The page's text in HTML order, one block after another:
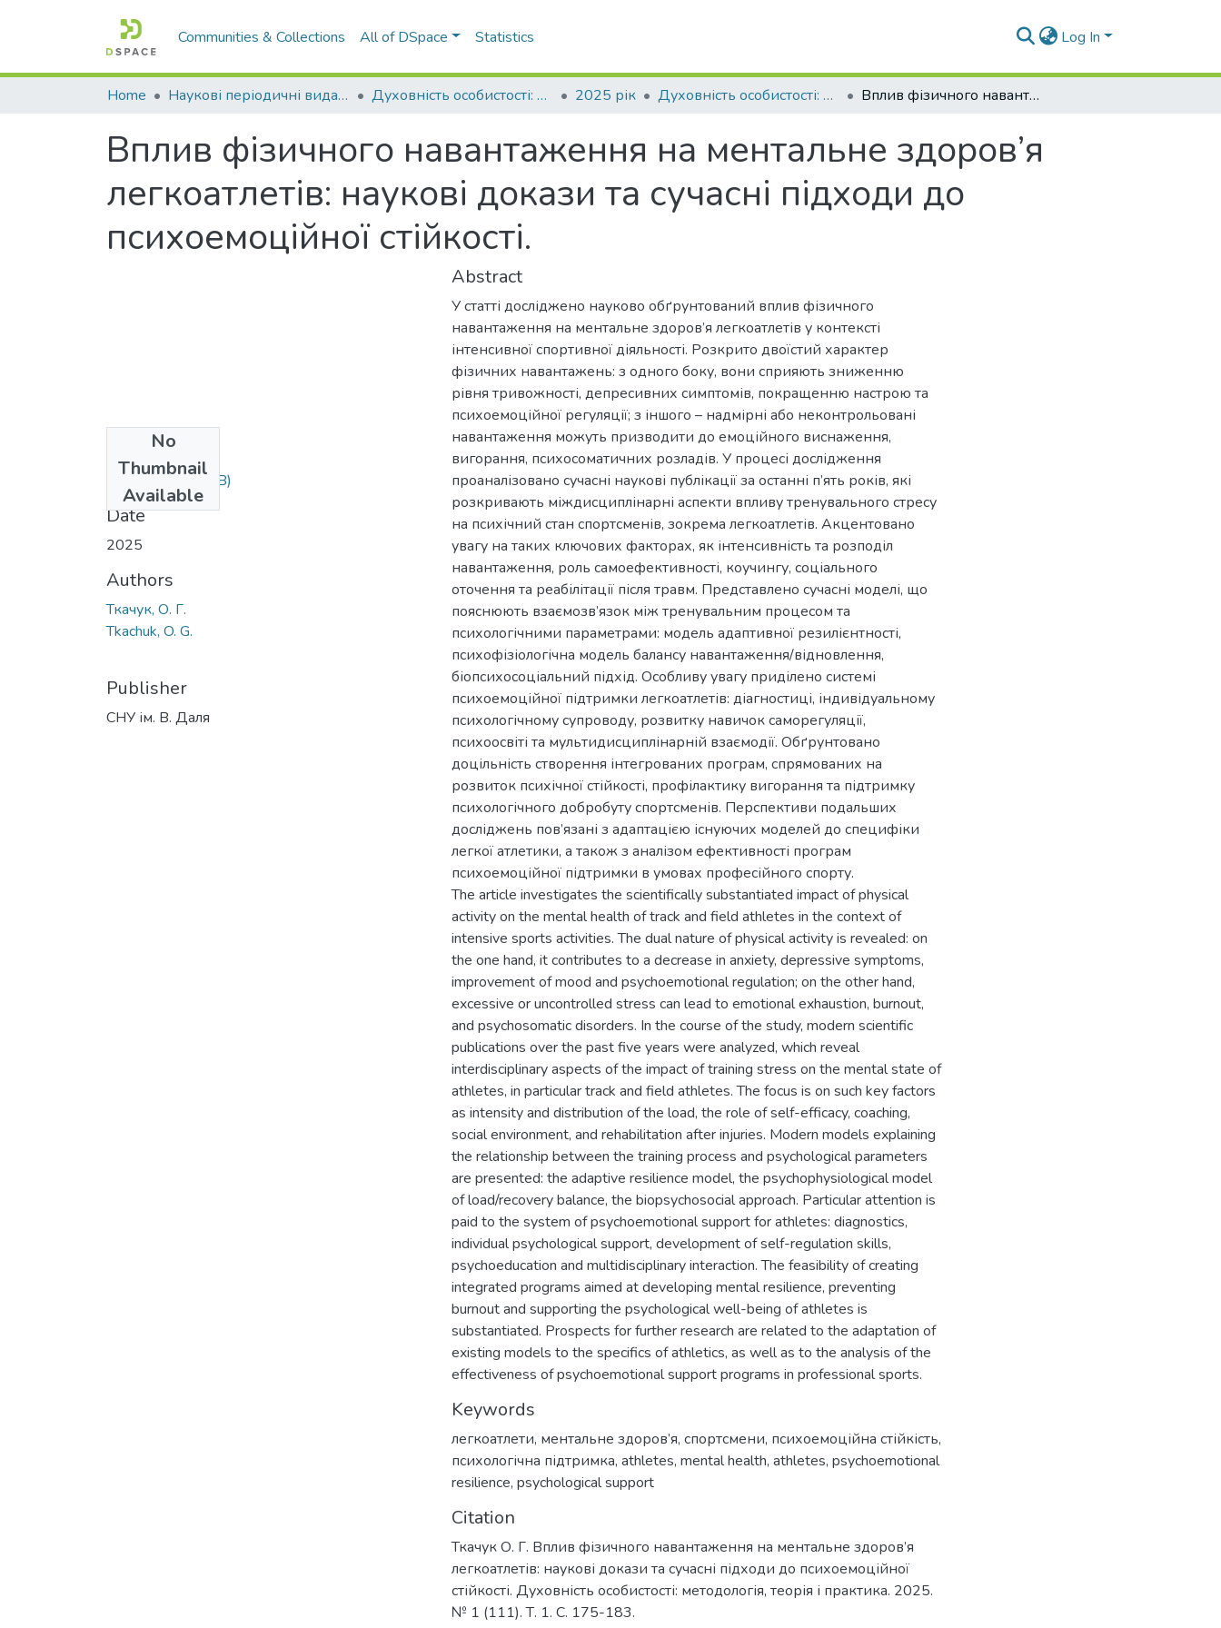
Communities & Collections All of DSpace Statistics Log In
Home Наукові періодичні видання СНУ ім. В. Даля Духовність особистості: методологія, теорія і практика 2025 рік Духовність особистості: методологія, теорія і практика. 2025. Т. 1, № 1 (111) Вплив фізичного навантаження на ментальне здоров’я легкоатлетів: наукові докази та сучасні підходи до психоемоційної стійкості.
Вплив фізичного навантаження на ментальне здоров’я
легкоатлетів: наукові докази та сучасні підходи до
психоемоційної стійкості.
No
Thumbnail
Available
19.pdf(560.11 KB)
Date
2025
Authors
Ткачук, О. Г.
Tkachuk, O. G.
Publisher
СНУ ім. В. Даля
Abstract
У статті досліджено науково обґрунтований вплив фізичного
навантаження на ментальне здоров’я легкоатлетів у контексті
інтенсивної спортивної діяльності. Розкрито двоїстий характер
фізичних навантажень: з одного боку, вони сприяють зниженню
рівня тривожності, депресивних симптомів, покращенню настрою та
психоемоційної регуляції; з іншого – надмірні або неконтрольовані
навантаження можуть призводити до емоційного виснаження,
вигорання, психосоматичних розладів. У процесі дослідження
проаналізовано сучасні наукові публікації за останні п’ять років, які
розкривають міждисциплінарні аспекти впливу тренувального стресу
на психічний стан спортсменів, зокрема легкоатлетів. Акцентовано
увагу на таких ключових факторах, як інтенсивність та розподіл
навантаження, роль самоефективності, коучингу, соціального
оточення та реабілітації після травм. Представлено сучасні моделі, що
пояснюють взаємозв’язок між тренувальним процесом та
психологічними параметрами: модель адаптивної резилієнтності,
психофізіологічна модель балансу навантаження/відновлення,
біопсихосоціальний підхід. Особливу увагу приділено системі
психоемоційної підтримки легкоатлетів: діагностиці, індивідуальному
психологічному супроводу, розвитку навичок саморегуляції,
психоосвіті та мультидисциплінарній взаємодії. Обґрунтовано
доцільність створення інтегрованих програм, спрямованих на
розвиток психічної стійкості, профілактику вигорання та підтримку
психологічного добробуту спортсменів. Перспективи подальших
досліджень пов’язані з адаптацією існуючих моделей до специфіки
легкої атлетики, а також з аналізом ефективності програм
психоемоційної підтримки в умовах професійного спорту.
The article investigates the scientifically substantiated impact of physical
activity on the mental health of track and field athletes in the context of
intensive sports activities. The dual nature of physical activity is revealed: on
the one hand, it contributes to a decrease in anxiety, depressive symptoms,
improvement of mood and psychoemotional regulation; on the other hand,
excessive or uncontrolled stress can lead to emotional exhaustion, burnout,
and psychosomatic disorders. In the course of the study, modern scientific
publications over the past five years were analyzed, which reveal
interdisciplinary aspects of the impact of training stress on the mental state of
athletes, in particular track and field athletes. The focus is on such key factors
as intensity and distribution of the load, the role of self-efficacy, coaching,
social environment, and rehabilitation after injuries. Modern models explaining
the relationship between the training process and psychological parameters
are presented: the adaptive resilience model, the psychophysiological model
of load/recovery balance, the biopsychosocial approach. Particular attention is
paid to the system of psychoemotional support for athletes: diagnostics,
individual psychological support, development of self-regulation skills,
psychoeducation and multidisciplinary interaction. The feasibility of creating
integrated programs aimed at developing mental resilience, preventing
burnout and supporting the psychological well-being of athletes is
substantiated. Prospects for further research are related to the adaptation of
existing models to the specifics of athletics, as well as to the analysis of the
effectiveness of psychoemotional support programs in professional sports.
Keywords
легкоатлети, ментальне здоров’я, спортсмени, психоемоційна стійкість,
психологічна підтримка, athletes, mental health, athletes, psychoemotional
resilience, psychological support
Citation
Ткачук О. Г. Вплив фізичного навантаження на ментальне здоров’я
легкоатлетів: наукові докази та сучасні підходи до психоемоційної
стійкості. Духовність особистості: методологія, теорія і практика. 2025.
№ 1 (111). Т. 1. С. 175-183.